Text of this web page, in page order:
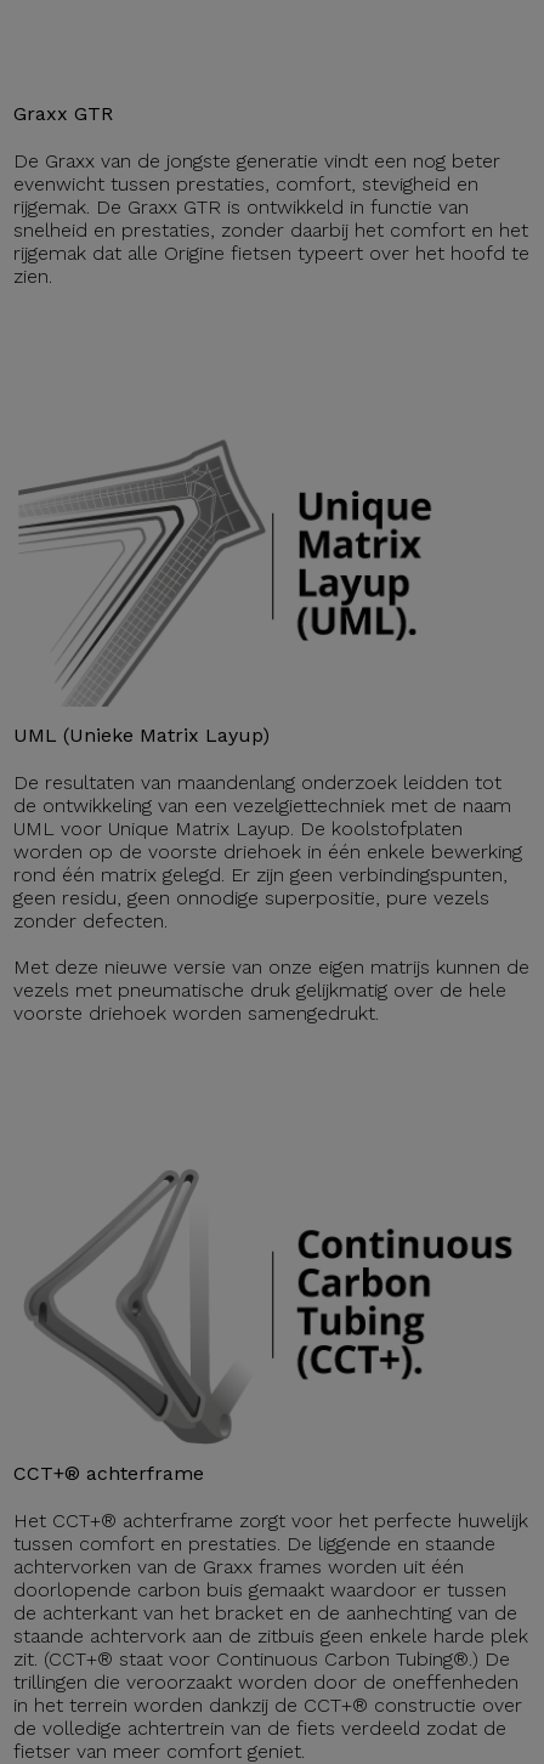
Graxx GTR
De Graxx van de jongste generatie vindt een nog beter
evenwicht tussen prestaties, comfort, stevigheid en
rijgemak. De Graxx GTR is ontwikkeld in functie van
snelheid en prestaties, zonder daarbij het comfort en het
rijgemak dat alle Origine fietsen typeert over het hoofd te
zien.
UML (Unieke Matrix Layup)
De resultaten van maandenlang onderzoek leidden tot
de ontwikkeling van een vezelgiettechniek met de naam
UML voor Unique Matrix Layup. De koolstofplaten
worden op de voorste driehoek in één enkele bewerking
rond één matrix gelegd. Er zijn geen verbindingspunten,
geen residu, geen onnodige superpositie, pure vezels
zonder defecten.
Met deze nieuwe versie van onze eigen matrijs kunnen de
vezels met pneumatische druk gelijkmatig over de hele
voorste driehoek worden samengedrukt.
CCT+® achterframe
Het CCT+® achterframe zorgt voor het perfecte huwelijk
tussen comfort en prestaties. De liggende en staande
achtervorken van de Graxx frames worden uit één
doorlopende carbon buis gemaakt waardoor er tussen
de achterkant van het bracket en de aanhechting van de
staande achtervork aan de zitbuis geen enkele harde plek
zit. (CCT+® staat voor Continuous Carbon Tubing®.) De
trillingen die veroorzaakt worden door de oneffenheden
in het terrein worden dankzij de CCT+® constructie over
de volledige achtertrein van de fiets verdeeld zodat de
fietser van meer comfort geniet.